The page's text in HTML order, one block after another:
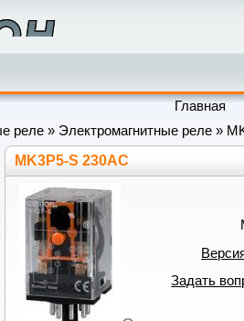
Главная
реле » Электромагнитные реле »
MK3P5-S 230AC
Задать